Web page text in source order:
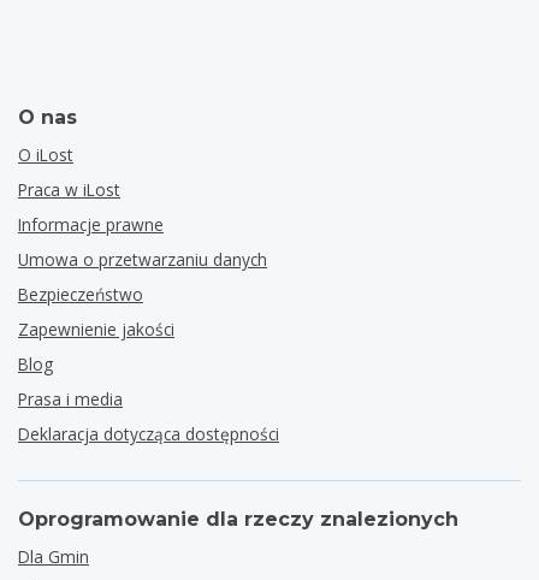
O nas
O iLost
Praca w iLost
Informacje prawne
Umowa o przetwarzaniu danych
Bezpieczeństwo
Zapewnienie jakości
Blog
Prasa i media
Deklaracja dotycząca dostępności
Oprogramowanie dla rzeczy znalezionych
Dla Gmin